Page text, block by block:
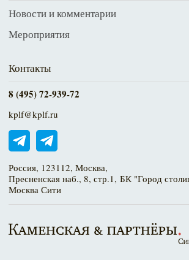
Новости и комментарии
Мероприятия
Контакты
8 (495) 72-939-72
kplf@kplf.ru
Россия, 123112, Москва,
Пресненская наб., 8, стр.1, БК "Город
Москва Сити